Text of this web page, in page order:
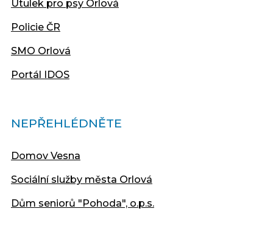
Útulek pro psy Orlová
Policie ČR
SMO Orlová
Portál IDOS
NEPŘEHLÉDNĚTE
Domov Vesna
Sociální služby města Orlová
Dům seniorů "Pohoda", o.p.s.